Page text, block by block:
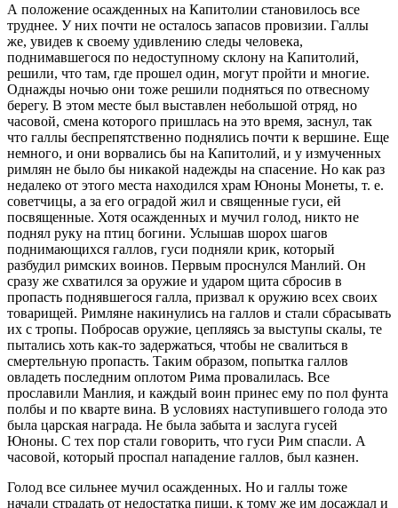
А положение осажденных на Капитолии становилось все
труднее. У них почти не осталось запасов провизии. Галлы
же, увидев к своему удивлению следы человека,
поднимавшегося по недоступному склону на Капитолий,
решили, что там, где прошел один, могут пройти и многие.
Однажды ночью они тоже решили подняться по отвесному
берегу. В этом месте был выставлен небольшой отряд, но
часовой, смена которого пришлась на это время, заснул, так
что галлы беспрепятственно поднялись почти к вершине. Еще
немного, и они ворвались бы на Капитолий, и у измученных
римлян не было бы никакой надежды на спасение. Но как раз
недалеко от этого места находился храм Юноны Монеты, т. е.
советчицы, а за его оградой жил и священные гуси, ей
посвященные. Хотя осажденных и мучил голод, никто не
поднял руку на птиц богини. Услышав шорох шагов
поднимающихся галлов, гуси подняли крик, который
разбудил римских воинов. Первым проснулся Манлий. Он
сразу же схватился за оружие и ударом щита сбросив в
пропасть поднявшегося галла, призвал к оружию всех своих
товарищей. Римляне накинулись на галлов и стали сбрасывать
их с тропы. Побросав оружие, цепляясь за выступы скалы, те
пытались хоть как-то задержаться, чтобы не свалиться в
смертельную пропасть. Таким образом, попытка галлов
овладеть последним оплотом Рима провалилась. Все
прославили Манлия, и каждый воин принес ему по пол фунта
полбы и по кварте вина. В условиях наступившего голода это
была царская награда. Не была забыта и заслуга гусей
Юноны. С тех пор стали говорить, что гуси Рим спасли. А
часовой, который проспал нападение галлов, был казнен.
Голод все сильнее мучил осажденных. Но и галлы тоже
начали страдать от недостатка пищи, к тому же им досаждал и